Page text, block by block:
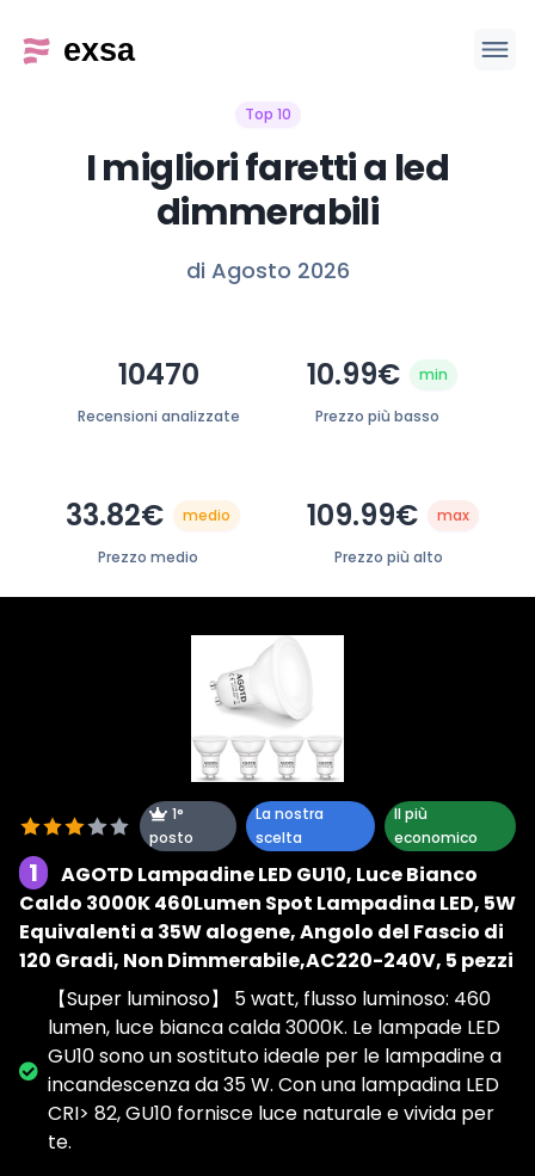
Top 10
I migliori faretti a led
dimmerabili
di Agosto 2026
10470
Recensioni analizzate
10.99€ min
Prezzo più basso
33.82€ medio
Prezzo medio
109.99€ max
Prezzo più alto
1°
posto
La nostra
scelta
Il più
economico
1
AGOTD Lampadine LED GU10, Luce Bianco
Caldo 3000K 460Lumen Spot Lampadina LED, 5W
Equivalenti a 35W alogene, Angolo del Fascio di
120 Gradi, Non Dimmerabile,AC220-240V, 5 pezzi
【Super luminoso】 5 watt, flusso luminoso: 460
lumen, luce bianca calda 3000K. Le lampade LED
GU10 sono un sostituto ideale per le lampadine a
incandescenza da 35 W. Con una lampadina LED
CRI> 82, GU10 fornisce luce naturale e vivida per
te.